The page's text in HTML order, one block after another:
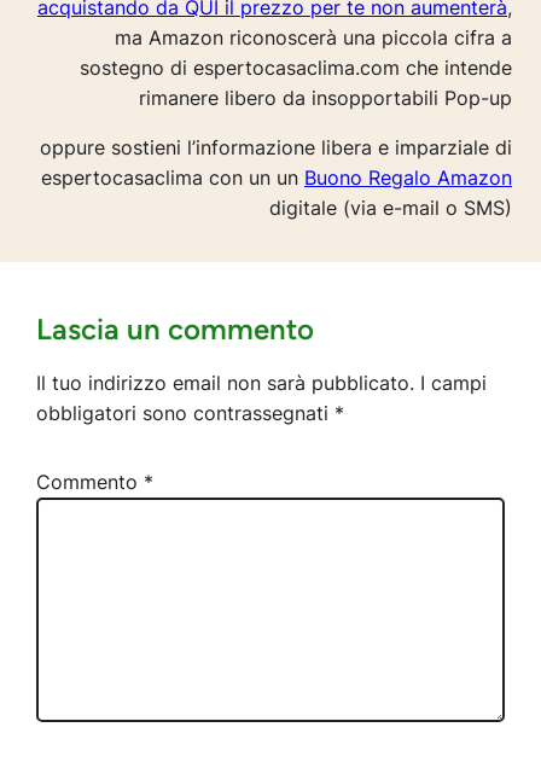
acquistando da QUI il prezzo per te non aumenterà,
ma Amazon riconoscerà una piccola cifra a
sostegno di espertocasaclima.com che intende
rimanere libero da insopportabili Pop-up
oppure sostieni l’informazione libera e imparziale di
espertocasaclima con un un Buono Regalo Amazon
digitale (via e-mail o SMS)
Lascia un commento
Il tuo indirizzo email non sarà pubblicato. I campi
obbligatori sono contrassegnati *
Commento *